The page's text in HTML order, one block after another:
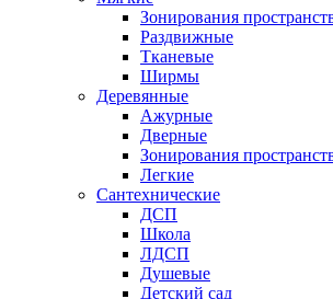
Зонирования
Раздвижные
Тканевые
Ширмы
Деревянные
Ажурные
Дверные
Зонирования
Легкие
Сантехнические
ДСП
Школа
ЛДСП
Душевые
Детский сад